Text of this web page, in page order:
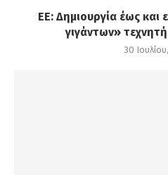
ΕΕ: Δημιουργία έως
γιγάντων»
30